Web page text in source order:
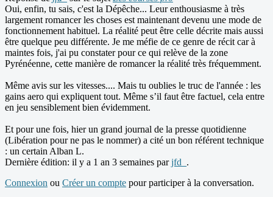
Oui, enfin, tu sais, c'est la Dépêche... Leur enthousiasme à très
largement romancer les choses est maintenant devenu une mode de
fonctionnement habituel. La réalité peut être celle décrite mais aussi
être quelque peu différente. Je me méfie de ce genre de récit car à
maintes fois, j'ai pu constater pour ce qui relève de la zone
Pyrénéenne, cette manière de romancer la réalité très fréquemment.
Même avis sur les vitesses.... Mais tu oublies le truc de l'année : les
gains aero qui expliquent tout. Même s’il faut être factuel, cela entre
en jeu sensiblement bien évidemment.
Et pour une fois, hier un grand journal de la presse quotidienne
(Libération pour ne pas le nommer) a cité un bon référent technique
: un certain Alban L.
Dernière édition: il y a 1 an 3 semaines parjfd_ .
Connexion ou Créer un compte pour participer à la conversation.